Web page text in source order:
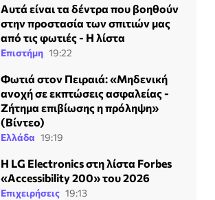
Αυτά είναι τα δέντρα που βοηθούν
στην προστασία των σπιτιών μας
από τις φωτιές - Η λίστα
Επιστήμη 19:22
Φωτιά στον Πειραιά: «Μηδενική
ανοχή σε εκπτώσεις ασφαλείας -
Ζήτημα επιβίωσης η πρόληψη»
(Βίντεο)
Ελλάδα 19:19
Η LG Electronics στη λίστα Forbes
«Accessibility 200» του 2026
Επιχειρήσεις 19:13